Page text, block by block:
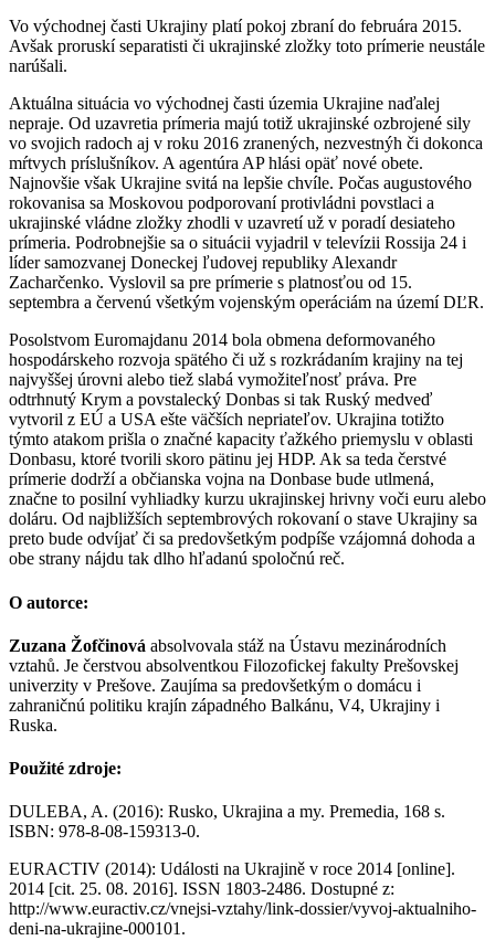
Vo východnej časti Ukrajiny platí pokoj zbraní do februára 2015.
Avšak proruskí separatisti či ukrajinské zložky toto prímerie neustále
narúšali.
Aktuálna situácia vo východnej časti územia Ukrajine naďalej
nepraje. Od uzavretia prímeria majú totiž ukrajinské ozbrojené sily
vo svojich radoch aj v roku 2016 zranených, nezvestnýh či dokonca
mŕtvych príslušníkov. A agentúra AP hlási opäť nové obete.
Najnovšie však Ukrajine svitá na lepšie chvíle. Počas augustového
rokovanisa sa Moskovou podporovaní protivládni povstlaci a
ukrajinské vládne zložky zhodli v uzavretí už v poradí desiateho
prímeria. Podrobnejšie sa o situácii vyjadril v televízii Rossija 24 i
líder samozvanej Doneckej ľudovej republiky Alexandr
Zacharčenko. Vyslovil sa pre prímerie s platnosťou od 15.
septembra a červenú všetkým vojenským operáciám na území DĽR.
Posolstvom Euromajdanu 2014 bola obmena deformovaného
hospodárskeho rozvoja spätého či už s rozkrádaním krajiny na tej
najvyššej úrovni alebo tiež slabá vymožiteľnosť práva. Pre
odtrhnutý Krym a povstalecký Donbas si tak Ruský medveď
vytvoril z EÚ a USA ešte väčších nepriateľov. Ukrajina totižto
týmto atakom prišla o značné kapacity ťažkého priemyslu v oblasti
Donbasu, ktoré tvorili skoro pätinu jej HDP. Ak sa teda čerstvé
prímerie dodrží a občianska vojna na Donbase bude utlmená,
značne to posilní vyhliadky kurzu ukrajinskej hrivny voči euru alebo
doláru. Od najbližších septembrových rokovaní o stave Ukrajiny sa
preto bude odvíjať či sa predovšetkým podpíše vzájomná dohoda a
obe strany nájdu tak dlho hľadanú spoločnú reč.
O autorce:
Zuzana Žofčinová absolvovala stáž na Ústavu mezinárodních
vztahů. Je čerstvou absolventkou Filozofickej fakulty Prešovskej
univerzity v Prešove. Zaujíma sa predovšetkým o domácu i
zahraničnú politiku krajín západného Balkánu, V4, Ukrajiny i
Ruska.
Použité zdroje:
DULEBA, A. (2016): Rusko, Ukrajina a my. Premedia, 168 s.
ISBN: 978-8-08-159313-0.
EURACTIV (2014): Události na Ukrajině v roce 2014 [online].
2014 [cit. 25. 08. 2016]. ISSN 1803-2486. Dostupné z:
http://www.euractiv.cz/vnejsi-vztahy/link-dossier/vyvoj-aktualniho-
deni-na-ukrajine-000101.